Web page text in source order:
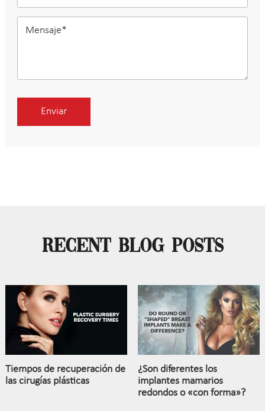
Recent Blog Posts
Tiempos de recuperación de
las cirugías plásticas
¿Son diferentes los
implantes mamarios
redondos o «con forma»?